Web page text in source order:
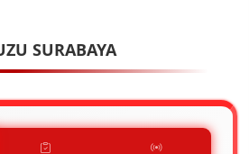
SURABAYA